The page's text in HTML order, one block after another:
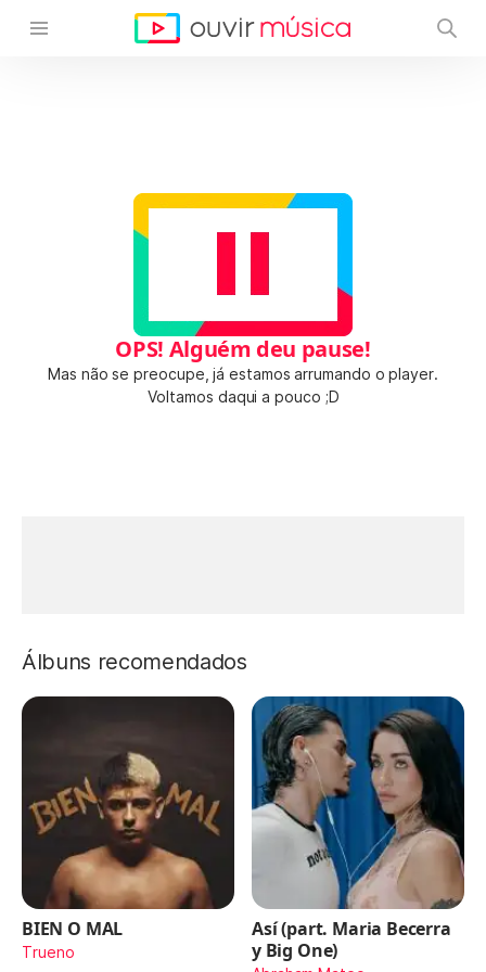
OPS! Alguém deu pause!
Mas não se preocupe, já estamos arrumando o player.
Voltamos daqui a pouco ;D
Álbuns recomendados
BIEN O MAL
Trueno
Así (part. Maria Becerra
y Big One)